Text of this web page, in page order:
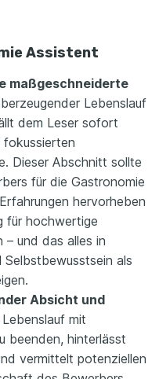
Assistent
maßgeschneiderte
Lebenslauf
dem Leser sofort
fokussierten
Dieser Abschnitt sollte
für die Gastronomie
hervorheben
für hochwertige
– und das alles in
als
Absicht und
mit
beenden, hinterlässt
vermittelt potenziellen